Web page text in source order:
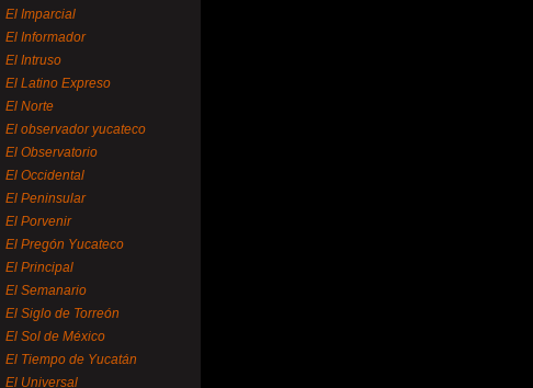
El Imparcial
El Informador
El Intruso
El Latino Expreso
El Norte
El observador yucateco
El Observatorio
El Occidental
El Peninsular
El Porvenir
El Pregón Yucateco
El Principal
El Semanario
El Siglo de Torreón
El Sol de México
El Tiempo de Yucatán
El Universal